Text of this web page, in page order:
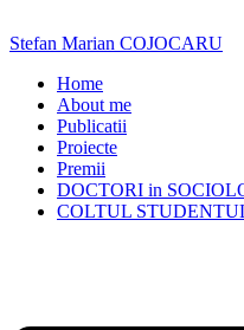
to
Stefan Marian COJOCARU
Home
About me
Publicatii
Proiecte
Premii
DOCTORI in
COLTUL